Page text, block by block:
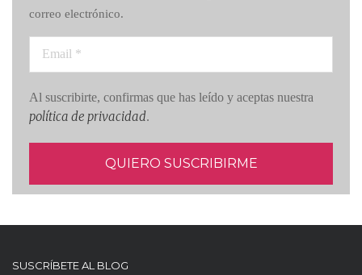
correo electrónico.
Al suscribirte, confirmas que has leído y aceptas nuestra
política de privacidad.
SUSCRÍBETE AL BLOG